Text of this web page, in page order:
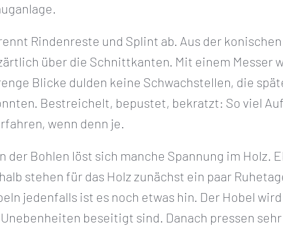
Rindenreste und Splint ab. Aus der
über die Schnittkanten. Mit einem Messer
Blicke dulden keine Schwachstellen, die
Bestreichelt, bepustet, bekratzt: So viel
wenn denn je.
der Bohlen löst sich manche Spannung im
stehen für das Holz zunächst ein paar
jedenfalls ist es noch etwas hin. Der Hobel
beseitigt sind. Danach pressen